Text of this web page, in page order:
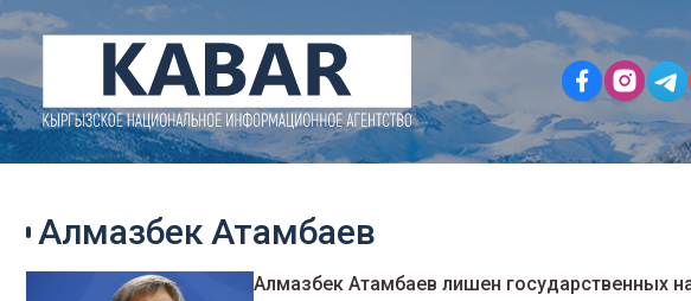
Алмазбек Атамбаев
Алмазбек Атамбаев лишен государственных